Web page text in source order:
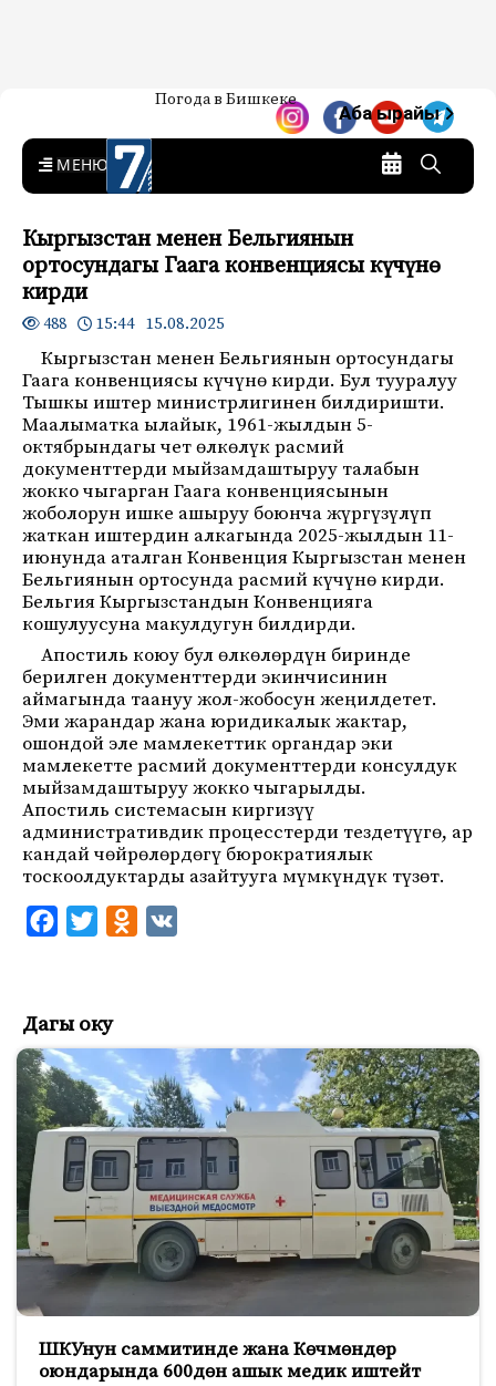
7-канал. Жаңылыктар —
Кыргызстан
Жаңылыктар — Кыргызстан
Погода в Бишкеке
Аба ырайы
MENU
Кыргызстан менен Бельгиянын
ортосундагы Гаага конвенциясы күчүнө
кирди
488 15:44 15.08.2025
Кыргызстан менен Бельгиянын ортосундагы
Гаага конвенциясы күчүнө кирди. Бул тууралуу
Тышкы иштер министрлигинен билдиришти.
Маалыматка ылайык, 1961-жылдын 5-
октябрындагы чет өлкөлүк расмий
документтерди мыйзамдаштыруу талабын
жокко чыгарган Гаага конвенциясынын
жоболорун ишке ашыруу боюнча жүргүзүлүп
жаткан иштердин алкагында 2025-жылдын 11-
июнунда аталган Конвенция Кыргызстан менен
Бельгиянын ортосунда расмий күчүнө кирди.
Бельгия Кыргызстандын Конвенцияга
кошулуусуна макулдугун билдирди.
Апостиль коюу бул өлкөлөрдүн биринде
берилген документтерди экинчисинин
аймагында таануу жол-жобосун жеңилдетет.
Эми жарандар жана юридикалык жактар,
ошондой эле мамлекеттик органдар эки
мамлекетте расмий документтерди консулдук
мыйзамдаштыруу жокко чыгарылды.
Апостиль системасын киргизүү
административдик процесстерди тездетүүгө, ар
кандай чөйрөлөрдөгү бюрократиялык
тоскоолдуктарды азайтууга мүмкүндүк түзөт.
e
b
o
o
k
t
t
e
r
k
l
a
s
s
i
k
Дагы оку
ШКУнун саммитинде жана Көчмөндөр
оюндарында 600дөн ашык медик иштейт